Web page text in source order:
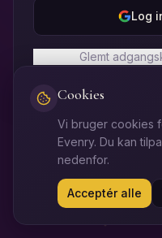
Log
Glemt
Har du endnu ikke
Cookies
Vi bruger cookies
Evenry. Du kan
nedenfor.
Acceptér alle